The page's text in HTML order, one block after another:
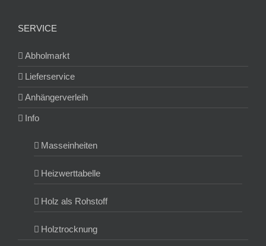
SERVICE
Abholmarkt
Lieferservice
Anhängerverleih
Info
Masseinheiten
Heizwerttabelle
Holz als Rohstoff
Holztrocknung